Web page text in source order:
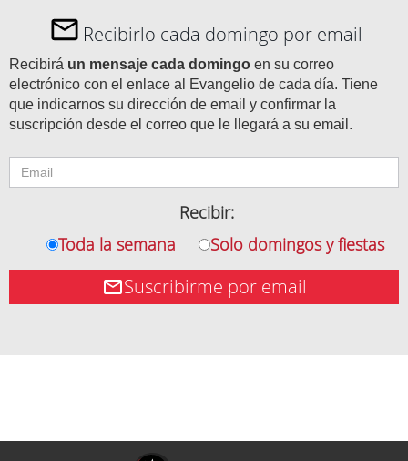
Recibirlo cada domingo por email
Recibirá un mensaje cada domingo en su correo
electrónico con el enlace al Evangelio de cada día. Tiene
que indicarnos su dirección de email y confirmar la
suscripción desde el correo que le llegará a su email.
Recibir:
Toda la semana
Solo domingos y fiestas
Suscribirme por email